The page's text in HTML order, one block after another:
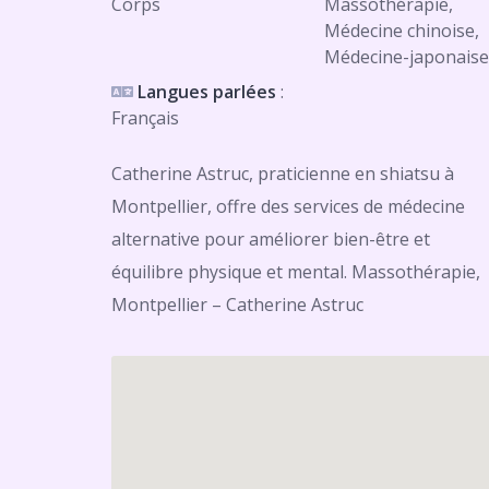
Médecine chinoise,
Médecine-japonaise
Langues parlées :
Français
Catherine Astruc, praticienne en shiatsu à
Montpellier, offre des services de médecine
alternative pour améliorer bien-être et
équilibre physique et mental. Massothérapie,
Montpellier – Catherine Astruc